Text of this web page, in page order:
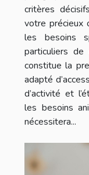
critères
votre précieux
les besoins
particuliers de
constitue la
adapté
d’activité et
les besoins
nécessitera...